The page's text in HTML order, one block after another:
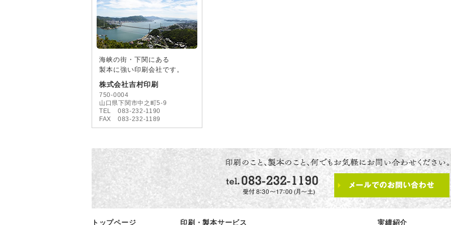
海峡の街・下関にある
製本に強い印刷会社です。
株式会社吉村印刷
750-0004
山口県下関市中之町5-9
TEL 083-232-1190
FAX 083-232-1189
トップページ 印刷・製本サービス 実績紹介